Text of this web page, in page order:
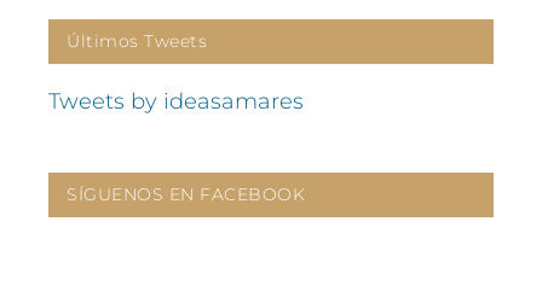
Últimos Tweets
Tweets by ideasamares
SÍGUENOS EN FACEBOOK